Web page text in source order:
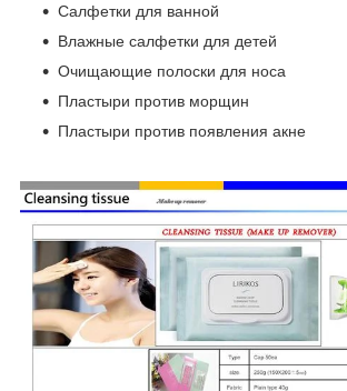
Салфетки для ванной
Влажные салфетки для детей
Очищающие полоски для носа
Пластыри против морщин
Пластыри против появления акне